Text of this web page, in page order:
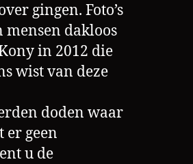
gingen. Foto’s
dakloos
in 2012 die
wist van deze
doden waar
er geen
u de